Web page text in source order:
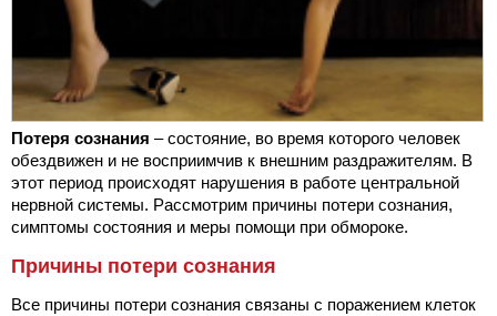
Потеря сознания – состояние, во время которого человек
обездвижен и не восприимчив к внешним раздражителям. В
этот период происходят нарушения в работе центральной
нервной системы. Рассмотрим причины потери сознания,
симптомы состояния и меры помощи при обмороке.
Причины потери сознания
Все причины потери сознания связаны с поражением клеток